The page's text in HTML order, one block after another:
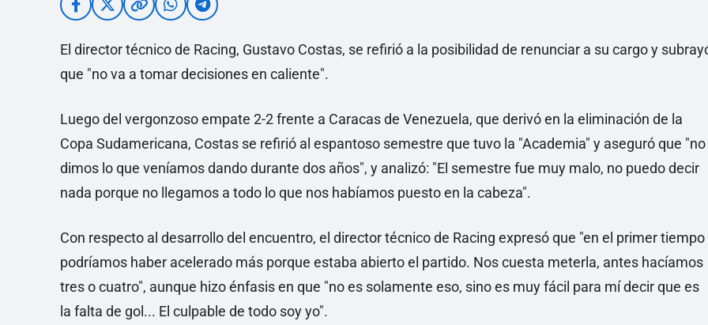
El director técnico de Racing, Gustavo Costas, se refirió a la posibilidad de renunciar a su cargo y
que "no va a tomar decisiones en caliente".
Luego del vergonzoso empate 2-2 frente a Caracas de Venezuela, que derivó en la eliminación de la
Copa Sudamericana, Costas se refirió al espantoso semestre que tuvo la "Academia" y aseguró que "no
dimos lo que veníamos dando durante dos años", y analizó: "El semestre fue muy malo, no puedo decir
nada porque no llegamos a todo lo que nos habíamos puesto en la cabeza".
Con respecto al desarrollo del encuentro, el director técnico de Racing expresó que "en el primer tiempo
podríamos haber acelerado más porque estaba abierto el partido. Nos cuesta meterla, antes hacíamos
tres o cuatro", aunque hizo énfasis en que "no es solamente eso, sino es muy fácil para mí decir que es
la falta de gol... El culpable de todo soy yo".